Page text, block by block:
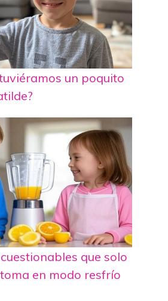
un poquito
que solo
en modo resfrío